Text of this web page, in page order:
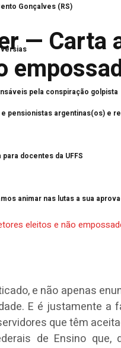
Gonçalves (RS)
pela conspiração golpista
pensionistas argentinas(os) e
docentes da UFFS
animar nas lutas a sua
— Carta
e não apenas
E é justamente
que têm
de Ensino